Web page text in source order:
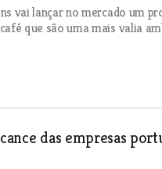
vai lançar no mercado um
que são uma mais valia
das empresas